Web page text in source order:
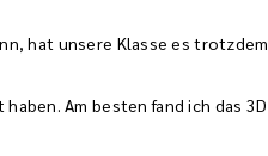
hat unsere Klasse es trotzdem
Am besten fand ich das 3D